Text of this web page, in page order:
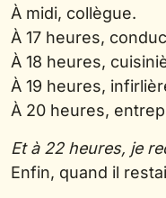
À midi, collègue.
À 17 heures,
À 18 heures,
À 19 heures,
À 20 heures,
Et à 22 heures, je
Enfin, quand il